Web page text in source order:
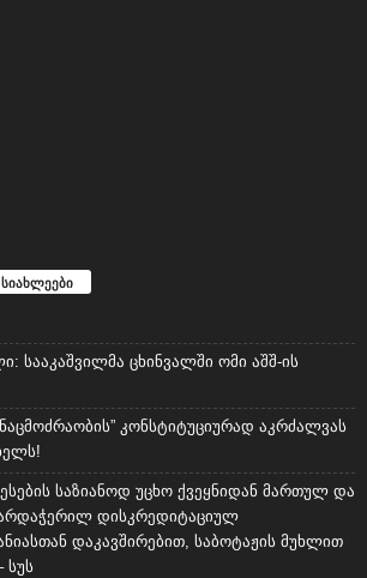
სააკაშვილმა ცხინვალში ომი აშშ-ის
კონსტიტუციურად აკრძალვას
საზიანოდ უცხო ქვეყნიდან მართულ და
დისკრედიტაციულ
დაკავშირებით, საბოტაჟის მუხლით
სუს